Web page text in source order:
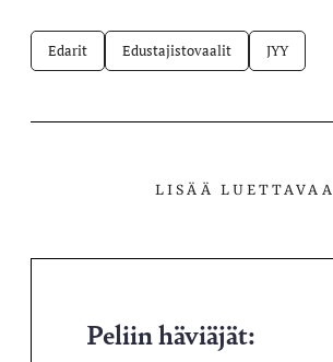
Edarit Edustajistovaalit JYY
LISÄÄ LUETTAVAA
Peliin häviäjät: